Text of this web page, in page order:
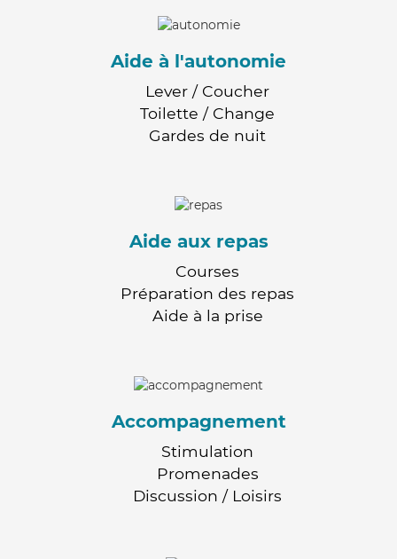
Aide à l'autonomie
Lever / Coucher
Toilette / Change
Gardes de nuit
Aide aux repas
Courses
Préparation des repas
Aide à la prise
Accompagnement
Stimulation
Promenades
Discussion / Loisirs